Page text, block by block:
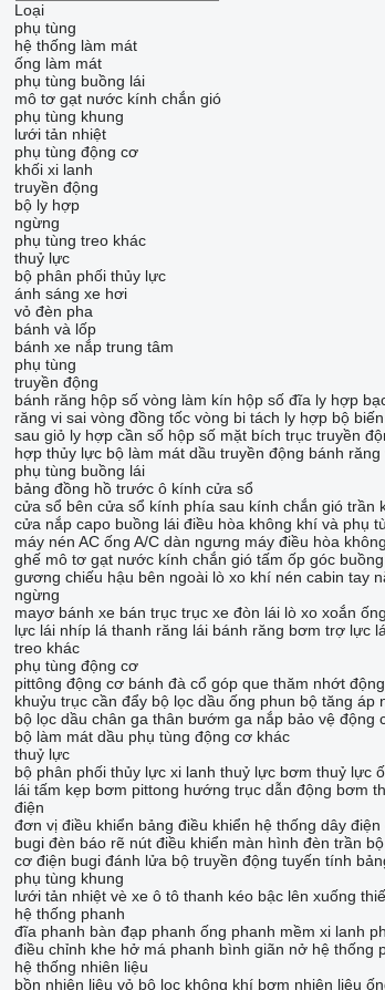
Loại
phụ tùng
hệ thống làm mát
ống làm mát
phụ tùng buồng lái
mô tơ gạt nước kính chắn gió
phụ tùng khung
lưới tản nhiệt
phụ tùng động cơ
khối xi lanh
truyền động
bộ ly hợp
ngừng
phụ tùng treo khác
thuỷ lực
bộ phân phối thủy lực
ánh sáng xe hơi
vỏ đèn pha
bánh và lốp
bánh xe nắp trung tâm
phụ tùng
truyền động
bánh răng hộp số vòng làm kín hộp số đĩa ly hợp
răng vi sai vòng đồng tốc vòng bi tách ly hợp bộ
sau giỏ ly hợp cần số hộp số mặt bích trục truyền
hợp thủy lực bộ làm mát dầu truyền động bánh răng
phụ tùng buồng lái
bảng đồng hồ trước ô kính cửa sổ
cửa sổ bên cửa sổ kính phía sau kính chắn gió trần
cửa nắp capo buồng lái điều hòa không khí và phụ
máy nén AC ống A/C dàn ngưng máy điều hòa
ghế mô tơ gạt nước kính chắn gió tấm ốp góc
gương chiếu hậu bên ngoài lò xo khí nén cabin tay
ngừng
mayơ bánh xe bán trục trục xe đòn lái lò xo xoắn
lực lái nhíp lá thanh răng lái bánh răng bơm trợ lực
treo khác
phụ tùng động cơ
pittông động cơ bánh đà cổ góp que thăm nhớt
khuỷu trục cần đẩy bộ lọc dầu ống phun bộ tăng áp
bộ lọc dầu chân ga thân bướm ga nắp bảo vệ động
bộ làm mát dầu phụ tùng động cơ khác
thuỷ lực
bộ phân phối thủy lực xi lanh thuỷ lực bơm thuỷ lực
lái tấm kẹp bơm pittong hướng trục dẫn động bơm
điện
đơn vị điều khiển bảng điều khiển hệ thống dây điện
bugi đèn báo rẽ nút điều khiển màn hình đèn trần
cơ điện bugi đánh lửa bộ truyền động tuyến tính
phụ tùng khung
lưới tản nhiệt vè xe ô tô thanh kéo bậc lên xuống
hệ thống phanh
đĩa phanh bàn đạp phanh ống phanh mềm xi lanh
điều chỉnh khe hở má phanh bình giãn nở hệ thống
hệ thống nhiên liệu
bồn nhiên liệu vỏ bộ lọc không khí bơm nhiên liệu